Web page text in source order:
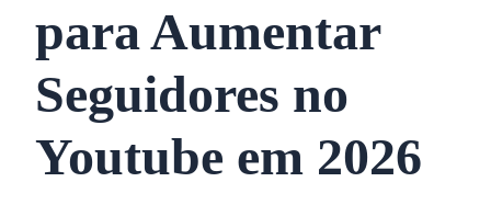
para Aumentar
Seguidores no
Youtube em 2026